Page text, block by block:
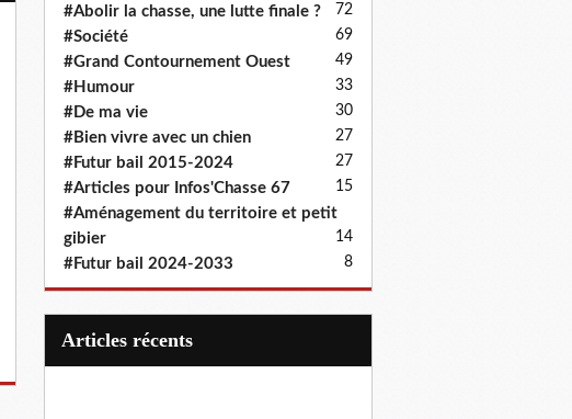
#Abolir la chasse, une lutte finale ? 72
#Société 69
#Grand Contournement Ouest 49
#Humour 33
#De ma vie 30
#Bien vivre avec un chien 27
#Futur bail 2015-2024 27
#Articles pour Infos'Chasse 67 15
#Aménagement du territoire et petit
gibier
14
#Futur bail 2024-2033 8
articles récents